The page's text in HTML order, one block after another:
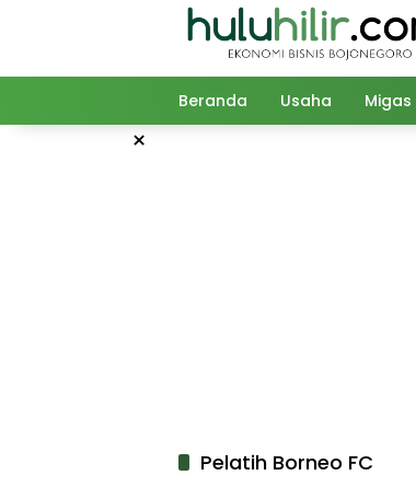
Beranda Usaha Migas
×
Pelatih Borneo FC